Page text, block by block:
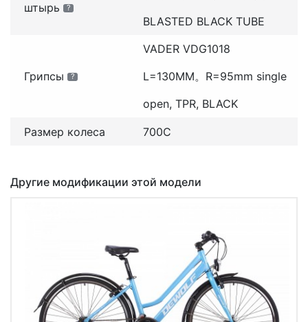
штырь
?
BLASTED BLACK TUBE
Грипсы ?
VADER VDG1018
L=130MM。R=95mm single
open, TPR, BLACK
Размер колеса 700С
Другие модификации этой модели